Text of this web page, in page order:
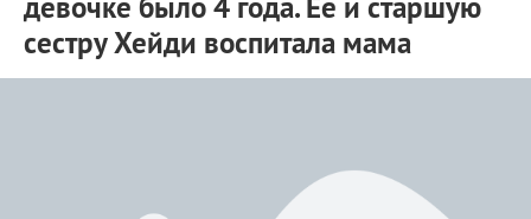
сестру Хейди воспитала мама